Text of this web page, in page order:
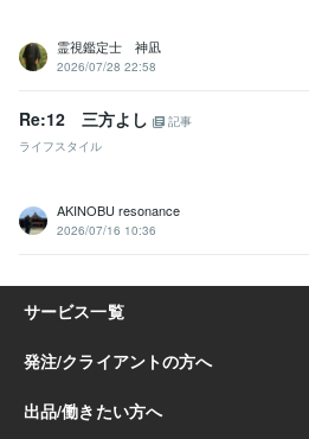
安心をお届け ⭐️AB型双子座の見方・捉え
豊かに！コーチングメニュー各種
⭐️ゆ
雑談 相談 世間話 自己肯定感
電話相談
⭐️男女、髪の
#美容師 #美容室 #髪のお悩み
#コミュニケーション
霊視鑑定士 神凪
2026/07/28 22:58
Re:12 三方よし
記事
ライフスタイル
AKINOBU resonance
2026/07/16 10:36